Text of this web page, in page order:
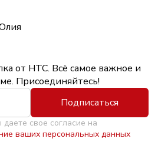
от НТС. Всё самое важное и
Присоединяйтесь!
Подписаться
свое согласие на
ваших персональных данных